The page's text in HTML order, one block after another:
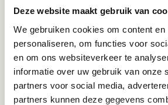
Deze website maakt gebruik van
We gebruiken cookies om content
personaliseren, om functies voor
en om ons websiteverkeer te
informatie over uw gebruik van onze
partners voor social media,
partners kunnen deze gegevens
CO₂/Temp/RV-meter,